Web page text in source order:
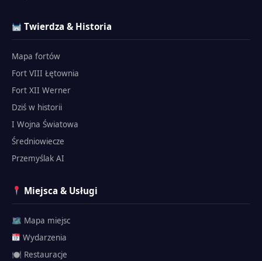
Twierdza & Historia
Mapa fortów
Fort VIII Łętownia
Fort XII Werner
Dziś w historii
I Wojna Światowa
Średniowiecze
Przemyślak AI
Miejsca & Usługi
🗺 Mapa miejsc
Wydarzenia
🍽 Restauracje